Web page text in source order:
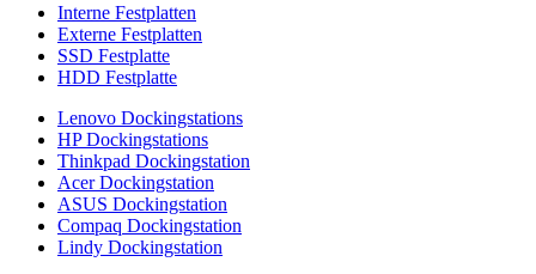
Interne Festplatten
Externe Festplatten
SSD Festplatte
HDD Festplatte
Lenovo Dockingstations
HP Dockingstations
Thinkpad Dockingstation
Acer Dockingstation
ASUS Dockingstation
Compaq Dockingstation
Lindy Dockingstation